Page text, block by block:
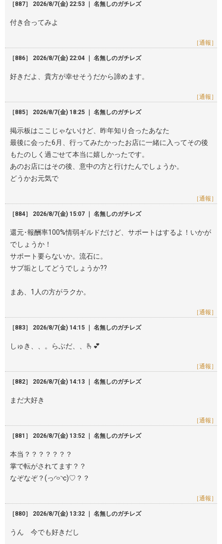
［887］ 2026/8/7(金) 22:53 ｜ 名無しのガチレズ
付き合ってみよ
［通報］
［886］ 2026/8/7(金) 22:04 ｜ 名無しのガチレズ
好きだよ、貴方が幸せそうだから諦めます。
［通報］
［885］ 2026/8/7(金) 18:25 ｜ 名無しのガチレズ
掲示板はここじゃないけど、昨年知り合ったあなた
最後に会った6月、行ってみたかったお店に一緒に入ってその後
もたのしく過ごせて本当に嬉しかったです。
あのお店にはその後、意中の方と行けたんでしょうか。
どうかお元気で
［通報］
［884］ 2026/8/7(金) 15:07 ｜ 名無しのガチレズ
還元･報酬率100%情弱ギルドだけど、サポートはするよ！いかが
でしょうか！
サポート要らないか。流石に。
サブ垢としてどうでしょうか??
まあ、1人の方がラクか。
［通報］
［883］ 2026/8/7(金) 14:15 ｜ 名無しのガチレズ
しゅき、、。らぶだ、、🫰💕
［通報］
［882］ 2026/8/7(金) 14:13 ｜ 名無しのガチレズ
まだ大好き
［通報］
［881］ 2026/8/7(金) 13:52 ｜ 名無しのガチレズ
本当？？？？？？？
掌で転がされてます？？
なぞなぞ？(っ◜࿁◝c)♡？？
［通報］
［880］ 2026/8/7(金) 13:32 ｜ 名無しのガチレズ
うん 今でも好きだし